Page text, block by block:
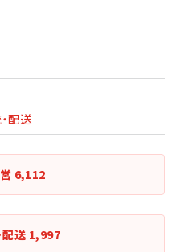
配送
6,112
配送 1,997